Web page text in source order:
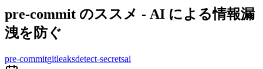
pre-commit のススメ - AI による情報漏
洩を防ぐ
pre-commitgitleaksdetect-secretsai